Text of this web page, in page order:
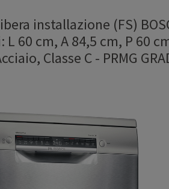
installazione (FS)
60 cm, A 84,5 cm, P 60
Classe C - PRMG